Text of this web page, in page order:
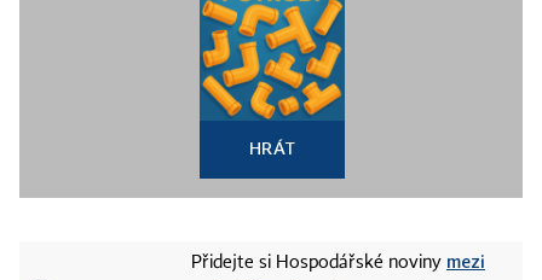
HRÁT
Přidejte si Hospodářské noviny mezi